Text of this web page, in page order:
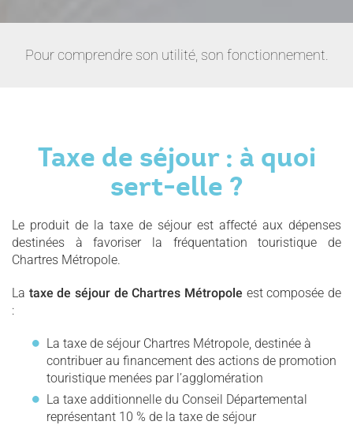
Pour comprendre son utilité, son fonctionnement.
Taxe de séjour : à quoi
sert-elle ?
Le produit de la taxe de séjour est affecté aux dépenses
destinées à favoriser la fréquentation touristique de
Chartres Métropole.
La taxe de séjour de Chartres Métropole est composée de
:
La taxe de séjour Chartres Métropole, destinée à
contribuer au financement des actions de promotion
touristique menées par l’agglomération
La taxe additionnelle du Conseil Départemental
représentant 10 % de la taxe de séjour